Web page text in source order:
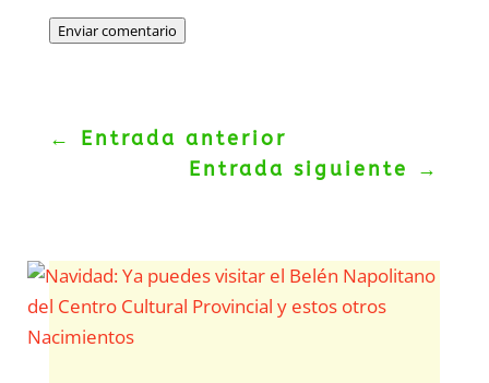
Enviar comentario
← Entrada anterior
Entrada siguiente
→